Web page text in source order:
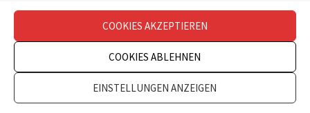
COOKIES AKZEPTIEREN
COOKIES ABLEHNEN
EINSTELLUNGEN ANZEIGEN
Impressum
Datenschutz Kontakt